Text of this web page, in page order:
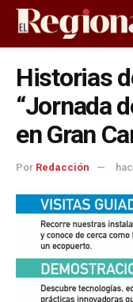
Historias
“Jornada
en Gran
Por Redacción